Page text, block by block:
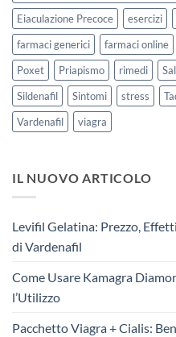
Eiaculazione Precoce
esercizi
farmaci generici
farmaci online
Poxet
Priapismo rimedi
Sildenafil
Sintomi stress
Vardenafil
viagra
IL NUOVO ARTICOLO
Levifil Gelatina: Prezzo,
di Vardenafil
Come Usare Kamagra
l’Utilizzo
Pacchetto Viagra + Cialis: